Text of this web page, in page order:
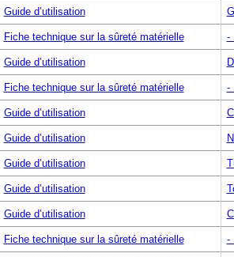
Guide d’utilisation
Fiche technique sur la sûreté matérielle -
Guide d’utilisation
Fiche technique sur la sûreté matérielle -
Guide d’utilisation
Guide d’utilisation
Guide d’utilisation
Guide d’utilisation
Guide d’utilisation
Fiche technique sur la sûreté matérielle -